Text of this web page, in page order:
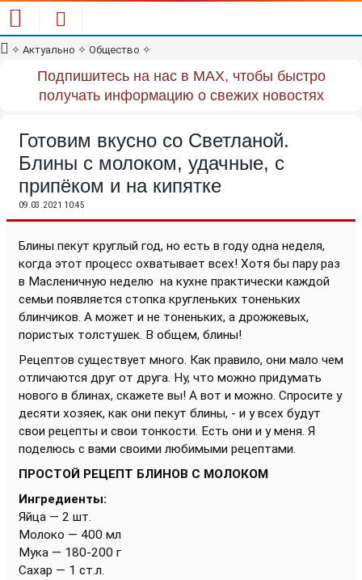
✧ Актуально ✧ Общество ✧
Подпишитесь на нас в MAX, чтобы быстро
получать информацию о свежих новостях
Готовим вкусно со Светланой.
Блины с молоком, удачные, с
припёком и на кипятке
09.03.2021 10:45
Блины пекут круглый год, но есть в году одна неделя,
когда этот процесс охватывает всех! Хотя бы пару раз
в Масленичную неделю на кухне практически каждой
семьи появляется стопка кругленьких тоненьких
блинчиков. А может и не тоненьких, а дрожжевых,
пористых толстушек. В общем, блины!
Рецептов существует много. Как правило, они мало чем
отличаются друг от друга. Ну, что можно придумать
нового в блинах, скажете вы! А вот и можно. Спросите у
десяти хозяек, как они пекут блины, - и у всех будут
свои рецепты и свои тонкости. Есть они и у меня. Я
поделюсь с вами своими любимыми рецептами.
ПРОСТОЙ РЕЦЕПТ БЛИНОВ С МОЛОКОМ
Ингредиенты:
Яйца — 2 шт.
Молоко — 400 мл
Мука — 180-200 г
Сахар — 1 ст.л.